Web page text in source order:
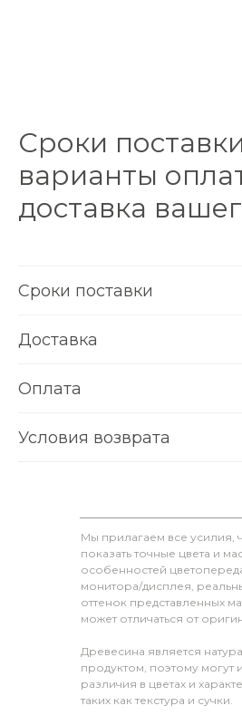
Сроки
варианты
доставка
Сроки поставки
Доставка
Оплата
Условия возврата
Мы прилагаем все усилия,
показать точные цвета и
особенностей
монитора/дисплея,
оттенок представленных
может отличаться от
Древесина является
продуктом, поэтому могут
различия в цветах и
таких как текстура и сучки.